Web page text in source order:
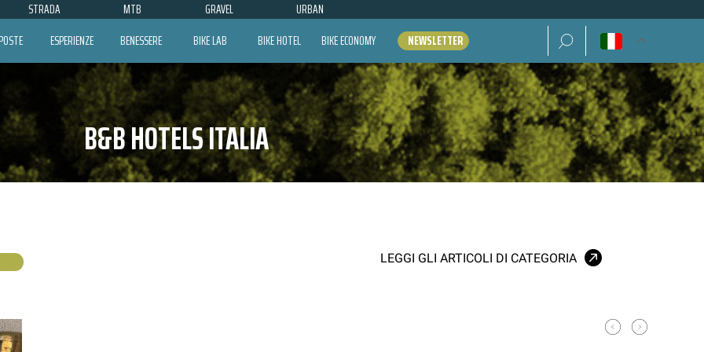
STRADA MTB GRAVEL URBAN
ESPERIENZE BENESSERE BIKE LAB BIKE HOTEL BIKE ECONOMY NEWSLETTER Ricerca per:
B&B HOTELS ITALIA
LEGGI GLI ARTICOLI DI CATEGORIA